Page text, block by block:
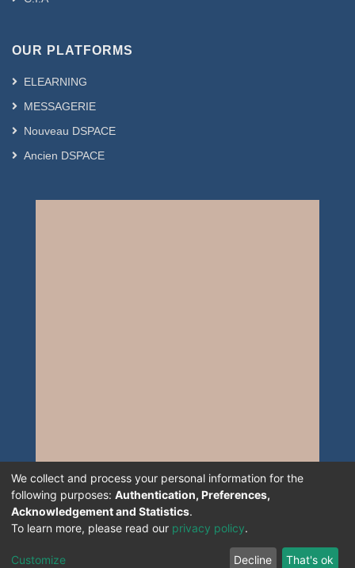
OUR PLATFORMS
ELEARNING
MESSAGERIE
Nouveau DSPACE
Ancien DSPACE
We collect and process your personal information for the
following purposes: Authentication, Preferences,
Acknowledgement and Statistics.
To learn more, please read our privacy policy.
Customize Decline That's ok